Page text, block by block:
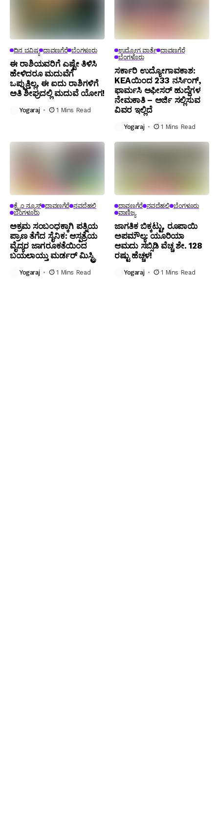
ದಿನ ಭವಿಷ್ಯ ದಾವಣಗೆರೆ ಬೆಂಗಳೂರು
ಈ ರಾಶಿಯವರಿಗೆ ಎಷ್ಟೇ ತಿಳಿಸಿ
ಹೇಳಿದರೂ ಮದುವೆಗೆ
ಒಪ್ಪುತ್ತಿಲ್ಲ, ಈ ಐದು ರಾಶಿಗಳಿಗೆ
ಅತಿ ಶೀಘ್ರದಲ್ಲಿ ಮದುವೆ ಯೋಗ!
Yogaraj 1 Mins Read
ಉದ್ಯೋಗ ವಾರ್ತೆ ದಾವಣಗೆರೆ
ಬೆಂಗಳೂರು
ಸರ್ಕಾರಿ ಉದ್ಯೋಗಾವಕಾಶ:
KEAಯಿಂದ 233 ನರ್ಸಿಂಗ್,
ಫಾರ್ಮಸಿ ಆಫೀಸರ್ ಹುದ್ದೆಗಳ
ನೇಮಕಾತಿ – ಅರ್ಜಿ ಸಲ್ಲಿಸುವ
ವಿವರ ಇಲ್ಲಿದೆ
Yogaraj 1 Mins Read
ಕ್ರೈಂ ನ್ಯೂಸ್ ದಾವಣಗೆರೆ ನವದೆಹಲಿ
ಬೆಂಗಳೂರು
ಅಕ್ರಮ ಸಂಬಂಧಕ್ಕಾಗಿ ಪತ್ನಿಯ
ಪ್ರಾಣ ತೆಗೆದ ಸೈನಿಕ: ಆಸ್ಪತ್ರೆಯ
ವೈದ್ಯರ ಜಾಗರೂಕತೆಯಿಂದ
ಬಯಲಾಯ್ತು ಮರ್ಡರ್ ಮಿಸ್ಟ್ರಿ
Yogaraj 1 Mins Read
ದಾವಣಗೆರೆ ನವದೆಹಲಿ ಬೆಂಗಳೂರು
ವಾಣಿಜ್ಯ
ಜಾಗತಿಕ ಬಿಕ್ಕಟ್ಟು, ರೂಪಾಯಿ
ಅಪಮೌಲ್ಯ: ಯೂರಿಯಾ
ಆಮದು ಸಬ್ಸಿಡಿ ವೆಚ್ಚ ಶೇ. 128
ರಷ್ಟು ಹೆಚ್ಚಳ!
Yogaraj 1 Mins Read